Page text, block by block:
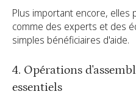
Plus important encore, elles
comme des experts et des
simples bénéficiaires d'aide.
4. Opérations
essentiels